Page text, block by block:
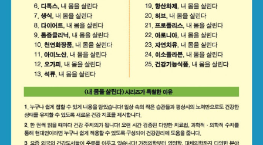
연구원 원장으로 재직함과 동시에, 자연섭생학 전문강사, 자연치유
심리상담사, (재)청소년체험연구개발원 교육이사 등 다방면에서 활
동 중이다. 저서에《생식환으로 살아 있는 영양 완전정복》(대학필독
도서), 《호전반응, 내 몸을 살린다》,《공복과 절식》,《정력의 재발견-
벗겨봐》 등 다수가 있다.